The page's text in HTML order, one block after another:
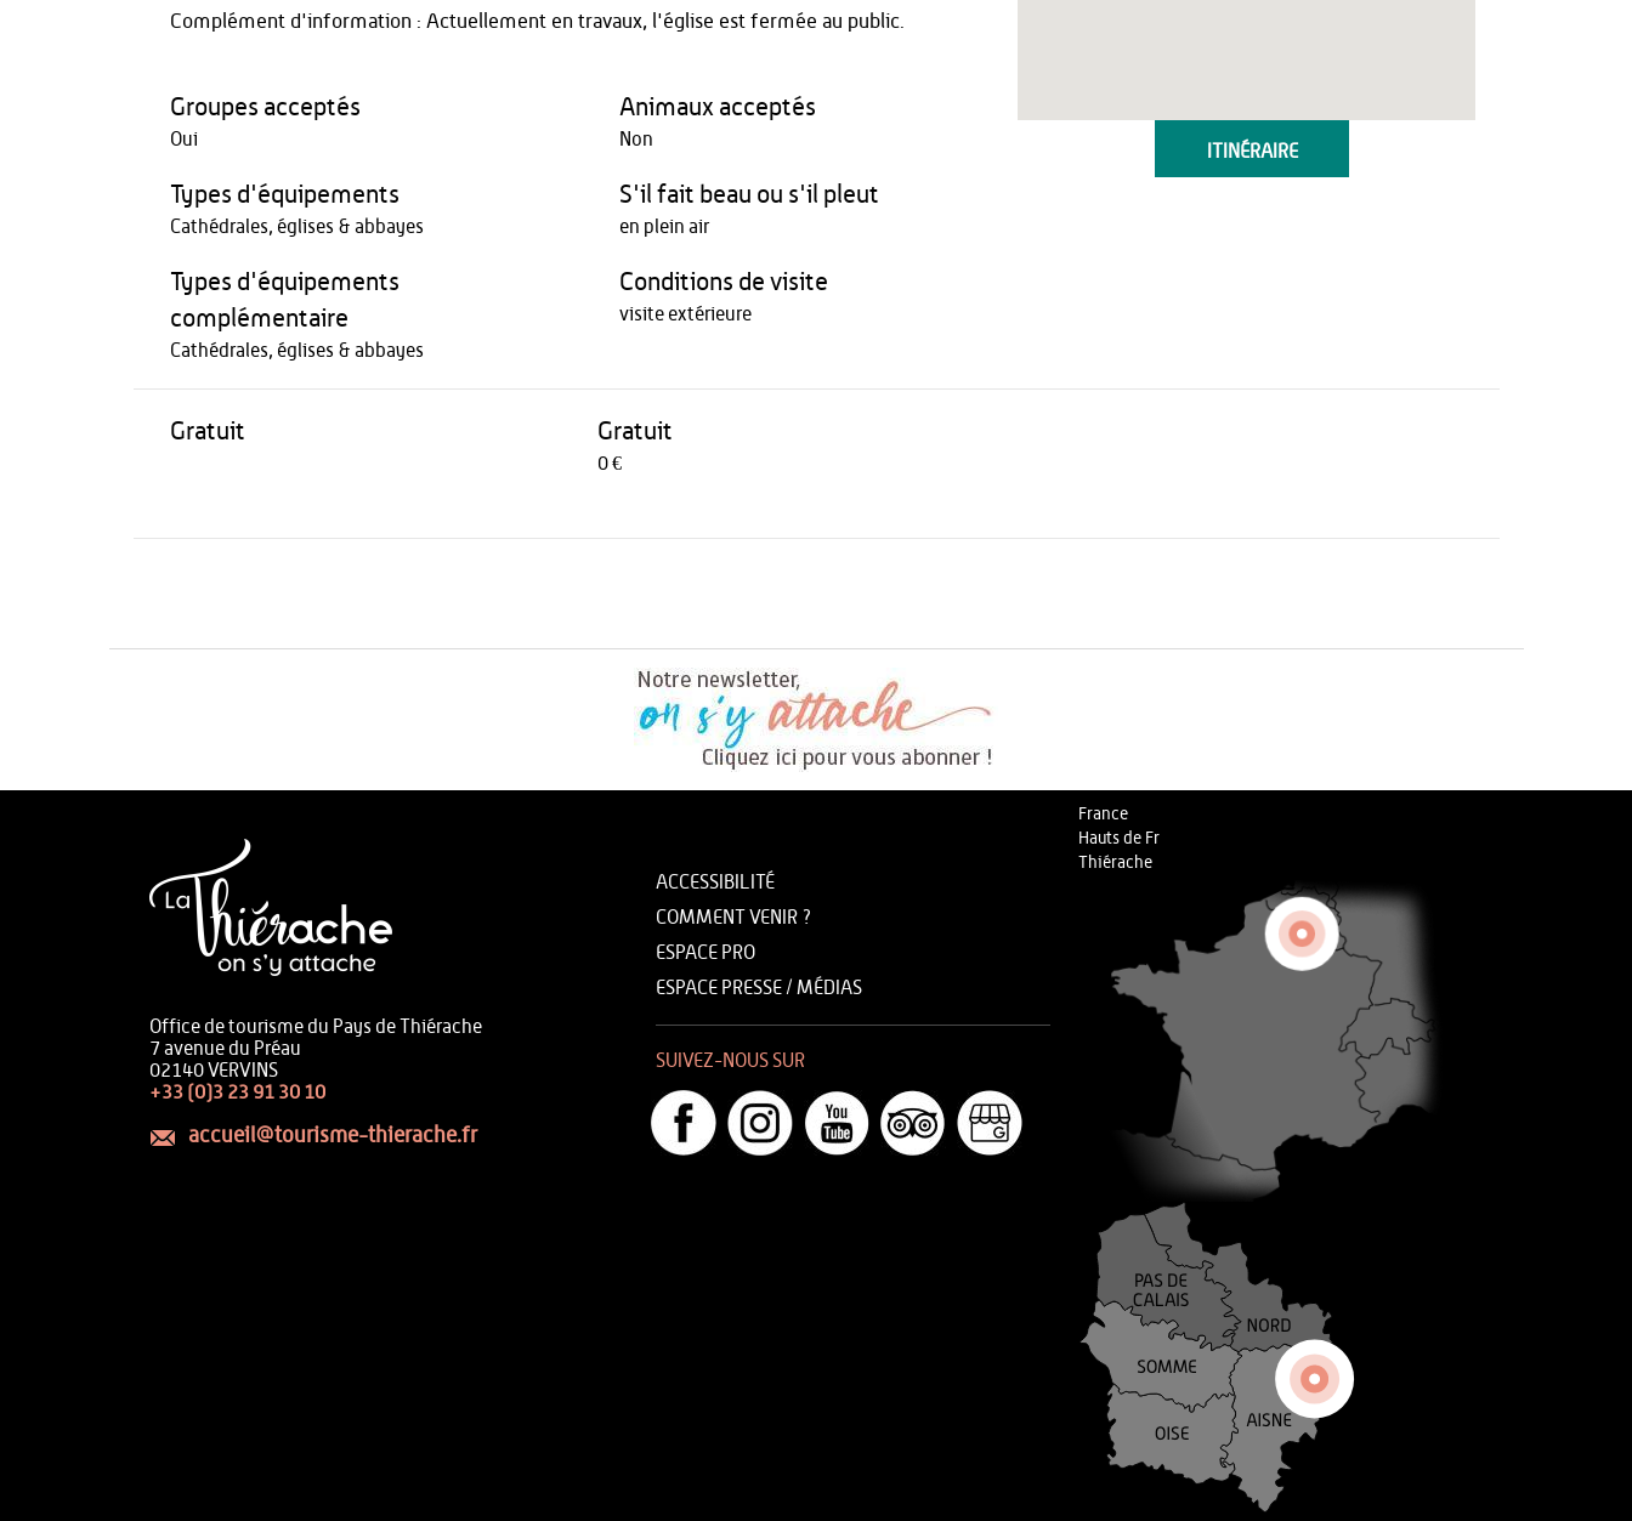
ITINÉRAIRE
Complément d'information : Actuellement en travaux, l'église est fermée au public.
Groupes acceptés
Oui
Animaux acceptés
Non
Types d'équipements
Cathédrales, églises & abbayes
S'il fait beau ou s'il pleut
en plein air
Types d'équipements
complémentaire
Cathédrales, églises & abbayes
Conditions de visite
visite extérieure
Gratuit Gratuit
0 €
Office de tourisme du Pays de Thiérache
7 avenue du Préau
02140 VERVINS
+33 (0)3 23 91 30 10
accueil@tourisme-thierache.fr
ACCESSIBILITÉ
COMMENT VENIR ?
ESPACE PRO
ESPACE PRESSE / MÉDIAS
SUIVEZ-NOUS SUR
France
Hauts de Fr
Thiérache